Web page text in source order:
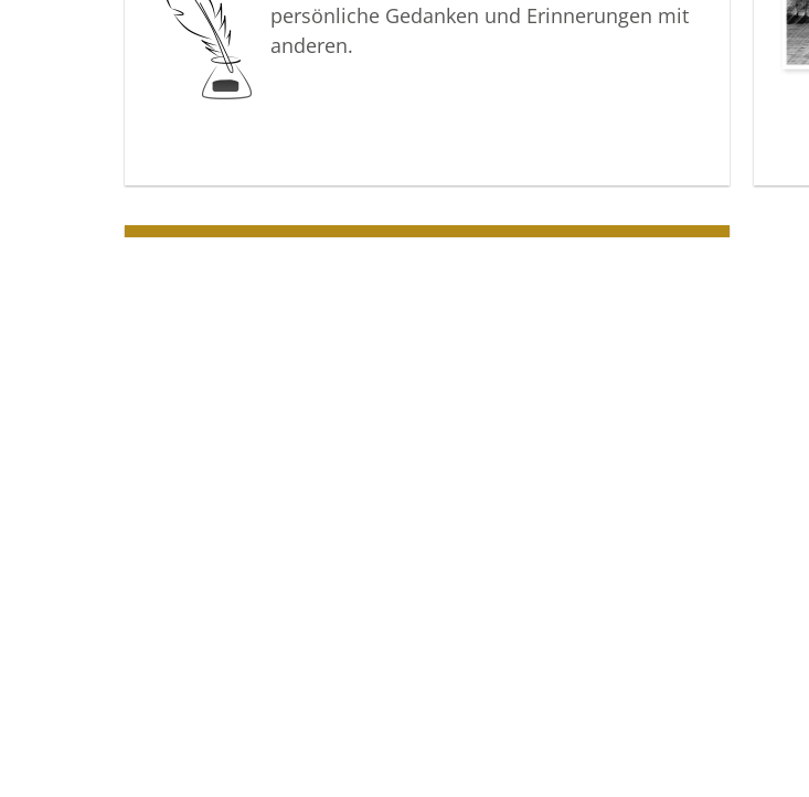
persönliche Gedanken und Erinnerungen mit
anderen.